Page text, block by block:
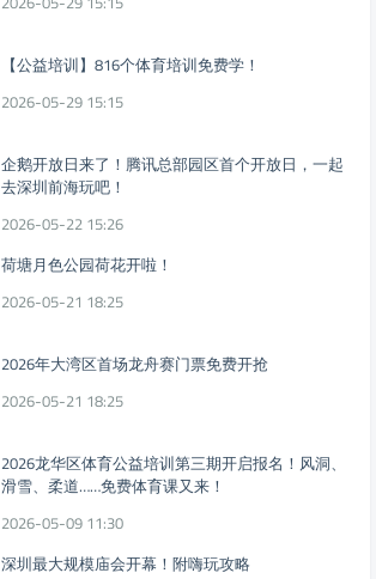
【公益培训】816个体育培训免费学！
2026-05-29 15:15
企鹅开放日来了！腾讯总部园区首个开放日，一起
去深圳前海玩吧！
2026-05-22 15:26
荷塘月色公园荷花开啦！
2026-05-21 18:25
2026年大湾区首场龙舟赛门票免费开抢
2026-05-21 18:25
2026龙华区体育公益培训第三期开启报名！风洞、
滑雪、柔道……免费体育课又来！
2026-05-09 11:30
深圳最大规模庙会开幕！附嗨玩攻略